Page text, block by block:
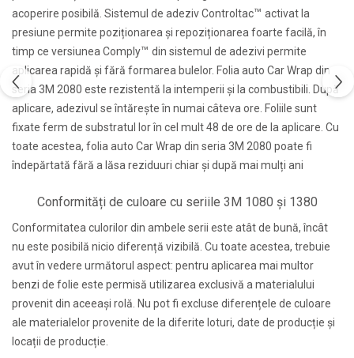
acoperire posibilă. Sistemul de adeziv Controltac™ activat la
presiune permite poziționarea și repoziționarea foarte facilă, în
timp ce versiunea Comply™ din sistemul de adezivi permite
aplicarea rapidă și fără formarea bulelor. Folia auto Car Wrap din
seria 3M 2080 este rezistentă la intemperii și la combustibili. După
aplicare, adezivul se întărește în numai câteva ore. Foliile sunt
fixate ferm de substratul lor în cel mult 48 de ore de la aplicare. Cu
toate acestea, folia auto Car Wrap din seria 3M 2080 poate fi
îndepărtată fără a lăsa reziduuri chiar și după mai mulți ani
Conformități de culoare cu seriile 3M 1080 și 1380
Conformitatea culorilor din ambele serii este atât de bună, încât
nu este posibilă nicio diferență vizibilă. Cu toate acestea, trebuie
avut în vedere următorul aspect: pentru aplicarea mai multor
benzi de folie este permisă utilizarea exclusivă a materialului
provenit din aceeași rolă. Nu pot fi excluse diferențele de culoare
ale materialelor provenite de la diferite loturi, date de producție și
locații de producție.